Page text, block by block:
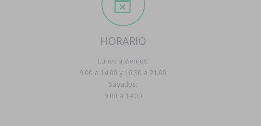
HORARIO
Lunes a Viernes:
9:00 a 14:00 y 16:30 a 21:00
Sábados:
9:00 a 14:00